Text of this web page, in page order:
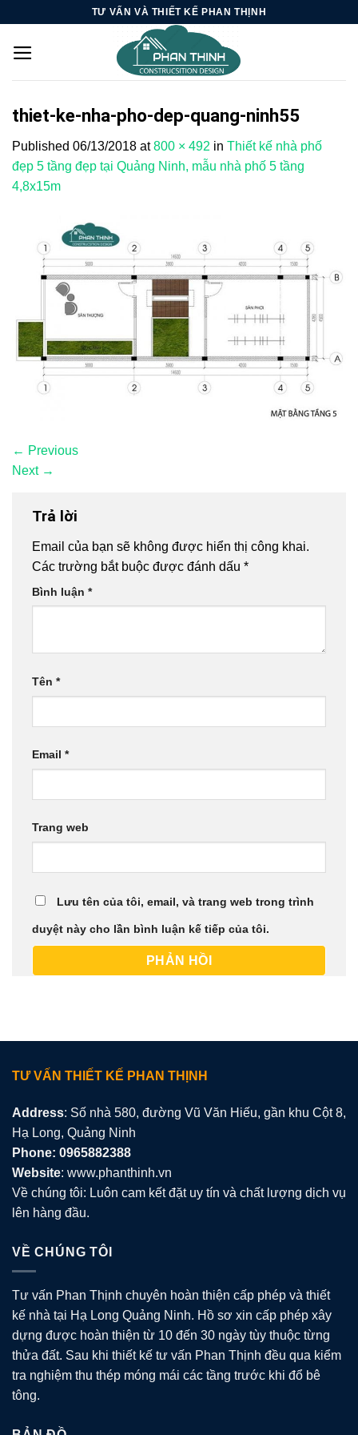
content
TƯ VẤN VÀ THIẾT KẾ PHAN THỊNH
thiet-ke-nha-pho-dep-quang-ninh55
Published 06/13/2018 at800 × 492 in Thiết kế nhà phố
đẹp 5 tầng đẹp tại Quảng Ninh, mẫu nhà phố 5 tầng
4,8x15m
← Previous
Next →
Trả lời
Email của bạn sẽ không được hiển thị công khai.
Các trường bắt buộc được đánh dấu *
Bình luận *
Tên *
Email *
Trang web
Lưu tên của tôi, email, và trang web trong trình
duyệt này cho lần bình luận kế tiếp của tôi.
TƯ VẤN THIẾT KẾ PHAN THỊNH
Address: Số nhà 580, đường Vũ Văn Hiếu, gần khu Cột 8,
Hạ Long, Quảng Ninh
Phone: 0965882388
Website: www.phanthinh.vn
Về chúng tôi: Luôn cam kết đặt uy tín và chất lượng dịch vụ
lên hàng đầu.
VỀ CHÚNG TÔI
Tư vấn Phan Thịnh chuyên hoàn thiện cấp phép và thiết
kế nhà tại Hạ Long Quảng Ninh. Hồ sơ xin cấp phép xây
dựng được hoàn thiện từ 10 đến 30 ngày tùy thuộc từng
thửa đất. Sau khi thiết kế tư vấn Phan Thịnh đều qua kiểm
tra nghiệm thu thép móng mái các tầng trước khi đổ bê
tông.